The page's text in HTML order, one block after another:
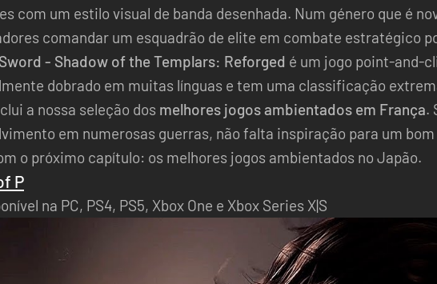
com um estilo visual de banda desenhada. Num género que é
comandar um esquadrão de elite em combate estratégico
- Shadow of the Templars: Reforged é um jogo point-and-
dobrado em muitas línguas e tem uma classificação
a nossa seleção dos melhores jogos ambientados em França.
em numerosas guerras, não falta inspiração para um
o próximo capítulo: os melhores jogos ambientados no Japão.
P
na PC, PS4, PS5, Xbox One e Xbox Series X|S